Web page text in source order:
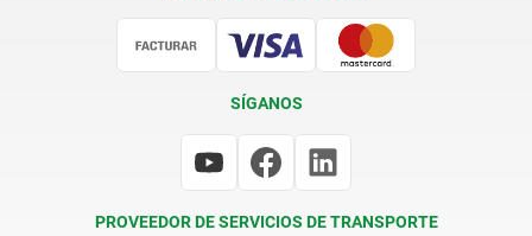
SÍGANOS
PROVEEDOR DE SERVICIOS DE TRANSPORTE